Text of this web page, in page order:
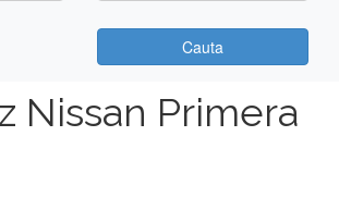
Cauta
Nissan Primera